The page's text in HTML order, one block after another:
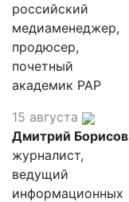
российский
медиаменеджер,
продюсер,
почетный
академик РАР
15 августа
Дмитрий Борисов
журналист,
ведущий
информационных